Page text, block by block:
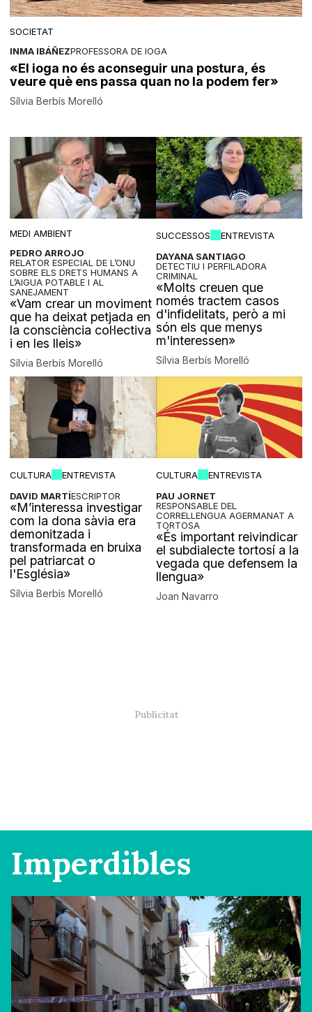
SOCIETAT
INMA IBÁÑEZPROFESSORA DE IOGA
«El ioga no és aconseguir una postura, és
veure què ens passa quan no la podem fer»
Sílvia Berbís Morelló
MEDI AMBIENT
PEDRO ARROJO
RELATOR ESPECIAL DE L’ONU
SOBRE ELS DRETS HUMANS A
L’AIGUA POTABLE I AL
SANEJAMENT
«Vam crear un moviment
que ha deixat petjada en
la consciència col·lectiva
i en les lleis»
Sílvia Berbís Morelló
SUCCESSOS
ENTREVISTA
DAYANA SANTIAGO
DETECTIU I PERFILADORA
CRIMINAL
«Molts creuen que
només tractem casos
d'infidelitats, però a mi
són els que menys
m'interessen»
Sílvia Berbís Morelló
CULTURA
ENTREVISTA
DAVID MARTÍESCRIPTOR
«M’interessa investigar
com la dona sàvia era
demonitzada i
transformada en bruixa
pel patriarcat o
l'Església»
Sílvia Berbís Morelló
CULTURA
ENTREVISTA
PAU JORNET
RESPONSABLE DEL
CORRELLENGUA AGERMANAT A
TORTOSA
«És important reivindicar
el subdialecte tortosí a la
vegada que defensem la
llengua»
Joan Navarro
Imperdibles